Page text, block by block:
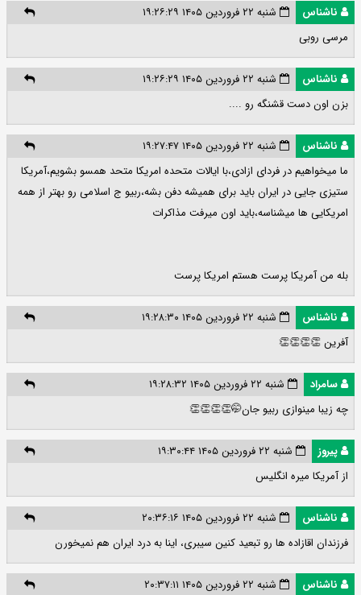
ناشناس
شنبه ۲۲ فروردین ۱۴۰۵ ۱۹:۲۶:۲۹
مرسی روبی
ناشناس
شنبه ۲۲ فروردین ۱۴۰۵ ۱۹:۲۶:۲۹
بزن اون دست قشنگه رو ....
ناشناس
شنبه ۲۲ فروردین ۱۴۰۵ ۱۹:۲۷:۴۷
ما میخواهیم در فردای ازادی،با ایالات متحده امریکا متحد همسو بشویم،آمریکا
ستیزی جایی در ایران باید برای همیشه دفن بشه،ربیو ج اسلامی رو بهتر از همه
امریکایی ها میشناسه،باید اون میرفت مذاکرات
بله من آمریکا پرست هستم امریکا پرست
ناشناس
شنبه ۲۲ فروردین ۱۴۰۵ ۱۹:۲۸:۳۰
آفرین 👏👏👏👏
سامراد
شنبه ۲۲ فروردین ۱۴۰۵ ۱۹:۲۸:۳۲
چه زیبا مینوازی ربیو جان🤭👏👏👏👏
پیروز
شنبه ۲۲ فروردین ۱۴۰۵ ۱۹:۳۰:۴۴
از آمریکا میره انگلیس
ناشناس
شنبه ۲۲ فروردین ۱۴۰۵ ۲۰:۳۶:۱۶
فرزندان اقازاده ها رو تبعید کنین سیبری، اینا به درد ایران هم نمیخورن
ناشناس شنبه ۲۲ فروردین ۱۴۰۵ ۲۰:۳۷:۱۱